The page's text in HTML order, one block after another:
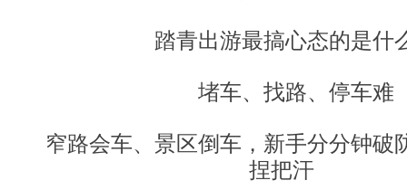
踏青出游最搞心态的是什
堵车、找路、停车难
窄路会车、景区倒车，新手分分钟破
捏把汗